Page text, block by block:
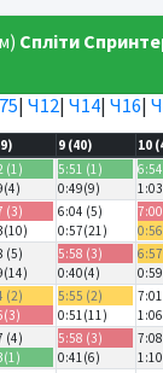
Спліти
| Ч12| Ч14| Ч16|
9 (40) 10
(1)
5:51 (1)
0:49(9)
(3)
6:04 (5)
0:57(21)
(5)
5:58 (3)
0:40(4)
(2)
5:55 (2)
0:51(11)
(4)
5:58 (3)
0:41(6)